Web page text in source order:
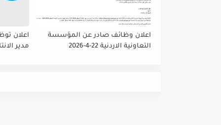
اعلان وظائف صادر عن المؤسسة
التعاونية الاردنية 22-4-2026
اعلان
مدير